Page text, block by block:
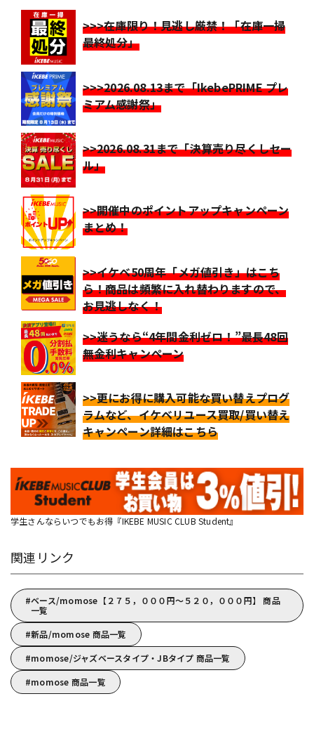
>>>在庫限り！見逃し厳禁！「在庫一掃
最終処分」
>>>2026.08.13まで「IkebePRIME プレ
ミアム感謝祭」
>>2026.08.31まで「決算売り尽くしセー
ル」
>>開催中のポイントアップキャンペーン
まとめ！
>>イケベ50周年「メガ値引き」はこち
ら！商品は頻繁に入れ替わりますので、
お見逃しなく！
>>迷うなら“4年間金利ゼロ！”最長48回
無金利キャンペーン
>>更にお得に購入可能な買い替えプログ
ラムなど、イケベリユース買取/買い替え
キャンペーン詳細はこちら
学生さんならいつでもお得『IKEBE MUSIC CLUB Student』
関連リンク
ベース/momose【２７５，０００円～５２０，０００円】 商品
一覧
新品/momose 商品一覧
momose/ジャズベースタイプ・JBタイプ 商品一覧
momose 商品一覧